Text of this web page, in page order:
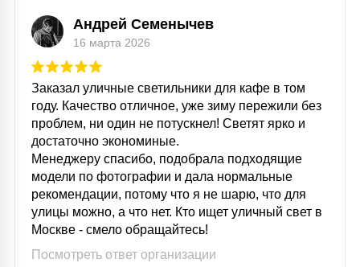
Андрей Семенычев
16 марта 2026
Заказал уличные светильники для кафе в том
году. Качество отличное, уже зиму пережили без
проблем, ни один не потускнел! Светят ярко и
достаточно экономиные.
Менеджеру спасибо, подобрала подходящие
модели по фотографии и дала нормальные
рекомендации, потому что я не шарю, что для
улицы можно, а что нет. Кто ищет уличный свет в
Москве - смело обращайтесь!
Посмотреть ответ организации